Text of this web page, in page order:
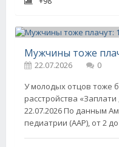
22.07.2026
0
У молодых отцов тоже
расстройства
22.07.2026 По данным
педиатрии (AAP), от 2